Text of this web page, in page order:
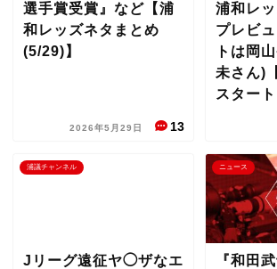
選手賞受賞』など【浦
和レッズネタまとめ
(5/29)】
2026年5月29日 13
浦和レ
プレビ
トは岡
未さん)
スタート
浦議チャンネル
Jリーグ遠征ヤ◯ザなエ
ニュース
『和田